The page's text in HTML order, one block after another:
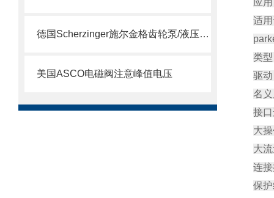
德国Scherzinger施尔金格齿轮泵/液压泵供应说明
美国ASCO电磁阀注意峰值电压
应
适
类
驱
名
接
大
大
连
保